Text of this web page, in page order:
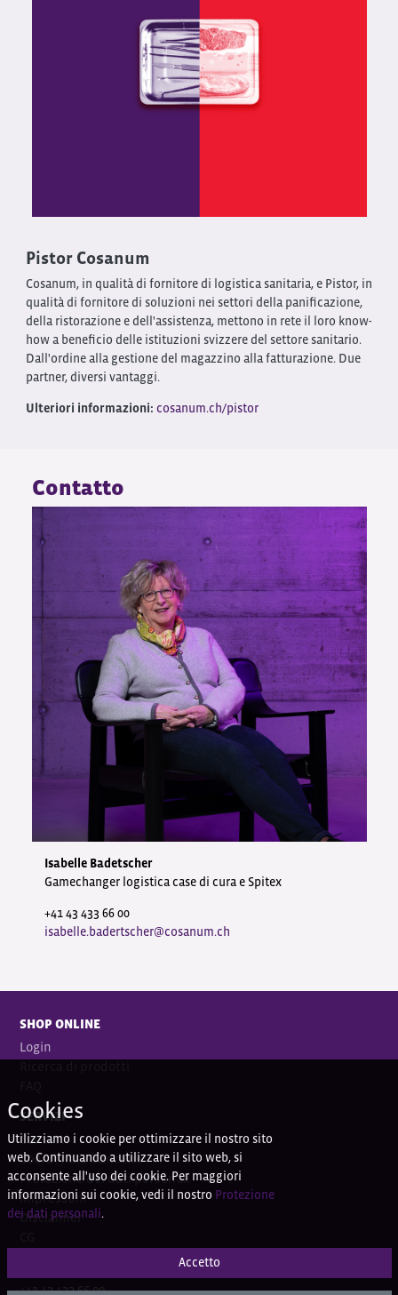
Pistor Cosanum
Cosanum, in qualità di fornitore di logistica sanitaria, e Pistor, in
qualità di fornitore di soluzioni nei settori della panificazione,
della ristorazione e dell'assistenza, mettono in rete il loro know-
how a beneficio delle istituzioni svizzere del settore sanitario.
Dall'ordine alla gestione del magazzino alla fatturazione. Due
partner, diversi vantaggi.
Ulteriori informazioni: cosanum.ch/pistor
Contatto
Isabelle Badetscher
Gamechanger logistica case di cura e Spitex
+41 43 433 66 00
isabelle.badertscher@cosanum.ch
SHOP ONLINE
Login
SERVIZI
Contatti
Coordinate bancarie
Protezione dei dati personali
Impressum
Disclaimer
+41 43 433 66 00
Cookies
Utilizziamo i cookie per ottimizzare il nostro sito
web. Continuando a utilizzare il sito web, si
acconsente all'uso dei cookie. Per maggiori
informazioni sui cookie, vedi il nostro Protezione
dei dati personali.
Accetto